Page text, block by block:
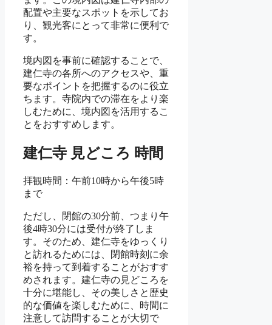
配置や主要なスポットを示してお
り、観光客にとって非常に便利で
す。
境内図を事前に確認することで、
建仁寺の各所へのアクセスや、重
要なポイントを把握するのに役立
ちます。寺院内での滞在をより楽
しむために、境内図を活用するこ
とをおすすめします。
建仁寺 見どころ 時間
拝観時間：午前10時から午後5時
まで
ただし、閉館の30分前、つまり午
後4時30分には受付が終了しま
す。そのため、建仁寺をゆっくり
と訪れるためには、閉館時刻に余
裕を持って到着することがおすす
めされます。建仁寺の見どころを
十分に堪能し、その美しさと歴史
的な価値を楽しむために、時間に
注意して訪問することが大切で